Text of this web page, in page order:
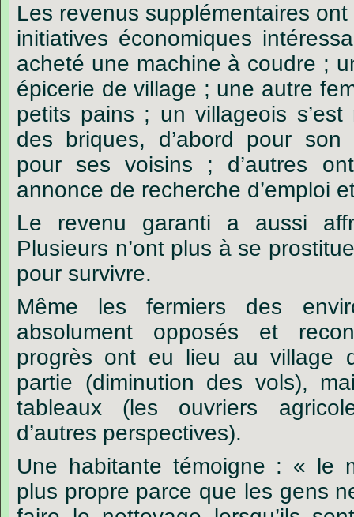
Les revenus supplémentaires
initiatives économiques
acheté une machine à coudre ;
épicerie de village ; une autre
petits pains ; un villageois
des briques, d’abord pour
pour ses voisins ; d’autres
annonce de recherche d’emploi
Le revenu garanti a aussi
Plusieurs n’ont plus à se
pour survivre.
Même les fermiers des
absolument opposés et
progrès ont eu lieu au village
partie (diminution des vols),
tableaux (les ouvriers
d’autres perspectives).
Une habitante témoigne : « le
plus propre parce que les gens